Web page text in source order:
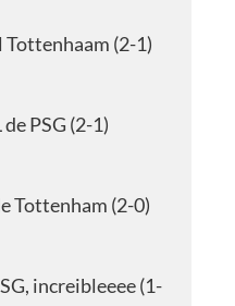
Tottenhaam (2-1)
PSG (2-1)
Tottenham (2-0)
increibleeee (1-